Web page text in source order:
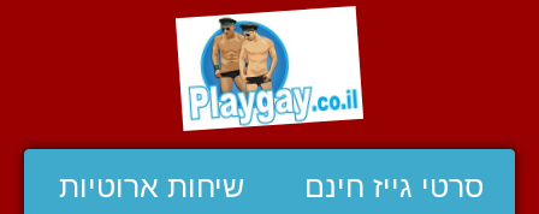
סרטי גייז חינם שיחות ארוטיות